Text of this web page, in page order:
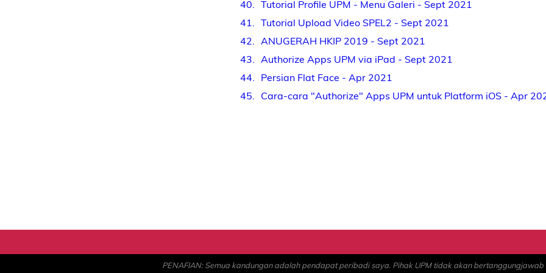
40
Tutorial Profile UPM - Menu Galeri - Sept 2021
41
Tutorial Upload Video SPEL2 - Sept 2021
42
ANUGERAH HKIP 2019 - Sept 2021
43
Authorize Apps UPM via iPad - Sept 2021
44
Persian Flat Face - Apr 2021
45
Cara-cara "Authorize" Apps UPM untuk Platform iOS - Apr
PENAFIAN: Semua kandungan adalah pendapat peribadi saya. Pihak UPM tidak akan